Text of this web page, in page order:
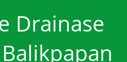
Drainase